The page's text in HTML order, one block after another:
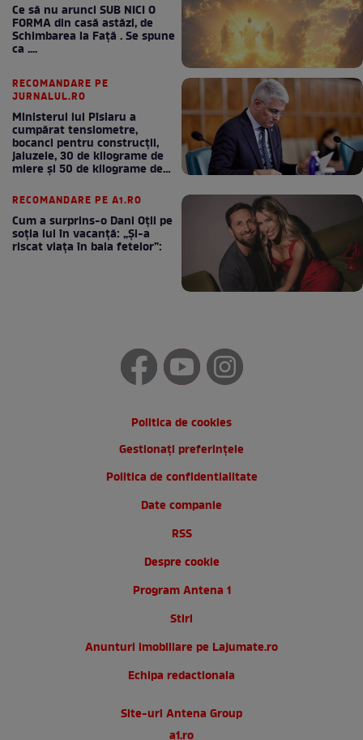
Ce să nu arunci SUB NICI O
FORMA din casă astăzi, de
Schimbarea la Față . Se spune
ca ....
RECOMANDARE PE
JURNALUL.RO
Ministerul lui Pîslaru a
cumpărat tensiometre,
bocanci pentru construcții,
jaluzele, 30 de kilograme de
miere și 50 de kilograme de
RECOMANDARE PE A1.RO
Cum a surprins-o Dani Oțil pe
soția lui în vacanță: „Și-a
riscat viața în baia fetelor”:
Politica de cookies
Gestionați preferințele
Politica de confidentialitate
Date companie
RSS
Despre cookie
Program Antena 1
Stiri
Anunturi imobiliare pe Lajumate.ro
Echipa redactionala
Site-uri Antena Group
a1.ro